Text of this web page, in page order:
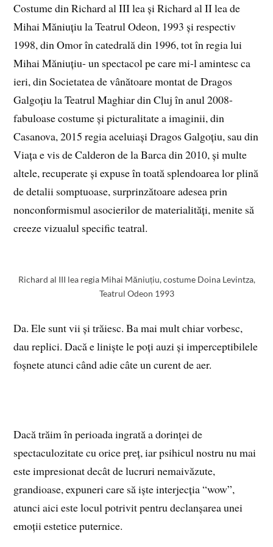
Costume din Richard al III lea și Richard al II lea de
Mihai Măniuțiu la Teatrul Odeon, 1993 și respectiv
1998, din Omor în catedrală din 1996, tot în regia lui
Mihai Măniuțiu- un spectacol pe care mi-l amintesc ca
ieri, din Societatea de vânătoare montat de Dragos
Galgoțiu la Teatrul Maghiar din Cluj în anul 2008-
fabuloase costume și picturalitate a imaginii, din
Casanova, 2015 regia aceluiași Dragos Galgoțiu, sau din
Viața e vis de Calderon de la Barca din 2010, și multe
altele, recuperate și expuse în toată splendoarea lor plină
de detalii somptuoase, surprinzătoare adesea prin
nonconformismul asocierilor de materialități, menite să
creeze vizualul specific teatral.
Richard al III lea regia Mihai Măniuțiu, costume Doina Levintza,
Teatrul Odeon 1993
Da. Ele sunt vii și trăiesc. Ba mai mult chiar vorbesc,
dau replici. Dacă e liniște le poți auzi și imperceptibilele
foșnete atunci când adie câte un curent de aer.
Dacă trăim în perioada ingrată a dorinței de
spectaculozitate cu orice preț, iar psihicul nostru nu mai
este impresionat decât de lucruri nemaivăzute,
grandioase, expuneri care să iște interjecția “wow”,
atunci aici este locul potrivit pentru declanșarea unei
emoții estetice puternice.